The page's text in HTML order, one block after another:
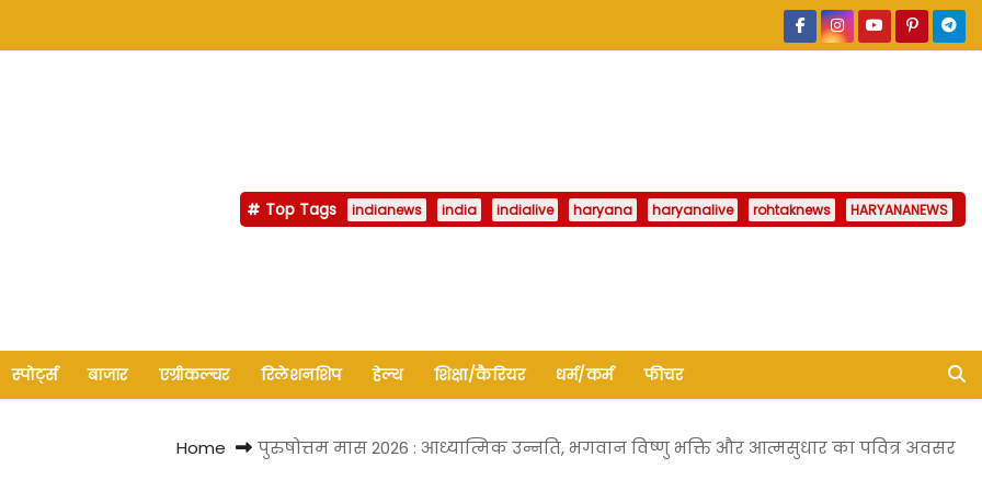
Top Tags indianews india indialive haryana haryanalive rohtaknews HARYANANEWS
स्पोर्ट्स बाजार एग्रीकल्चर रिलेशनशिप हेल्थ शिक्षा/कैरियर धर्म/कर्म फीचर
Home पुरुषोत्तम मास 2026 : आध्यात्मिक उन्नति, भगवान विष्णु भक्ति और आत्मसुधार का पवित्र अवसर